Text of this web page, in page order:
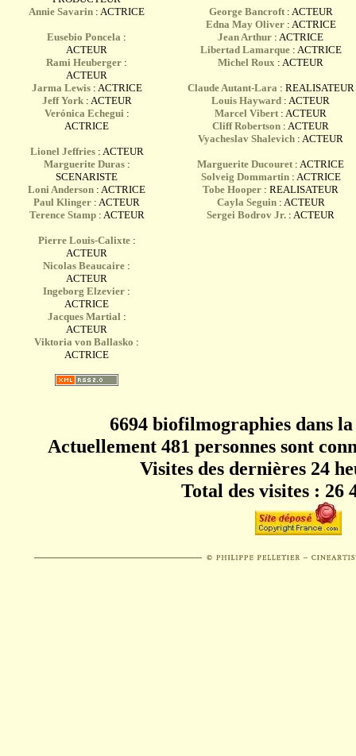
Annie Savarin : ACTRICE
Eusebio Poncela :
ACTEUR
Rami Heuberger :
ACTEUR
Jarma Lewis: ACTRICE
Jeff York: ACTEUR
Verónica Echegui :
ACTRICE
Lionel Jeffries: ACTEUR
Marguerite Duras:
SCENARISTE
Loni Anderson : ACTRICE
Paul Klinger : ACTEUR
Terence Stamp: ACTEUR
Pierre Louis-Calixte:
ACTEUR
Nicolas Beaucaire :
ACTEUR
Ingeborg Elzevier :
ACTRICE
Jacques Martial :
ACTEUR
Viktoria von Ballasko :
ACTRICE
George Bancroft: ACTEUR
Edna May Oliver: ACTRICE
Jean Arthur : ACTRICE
Libertad Lamarque: ACTRICE
Michel Roux : ACTEUR
Claude Autant-Lara : REALISATEUR
Louis Hayward : ACTEUR
Marcel Vibert : ACTEUR
Cliff Robertson : ACTEUR
Vyacheslav Shalevich : ACTEUR
Marguerite Ducouret : ACTRICE
Solveig Dommartin: ACTRICE
Tobe Hooper : REALISATEUR
Cayla Seguin: ACTEUR
Sergei Bodrov Jr. : ACTEUR
6694 biofilmographies dans la
Actuellement 481 personnes sont
Visites des dernières 24
Total des visites : 26